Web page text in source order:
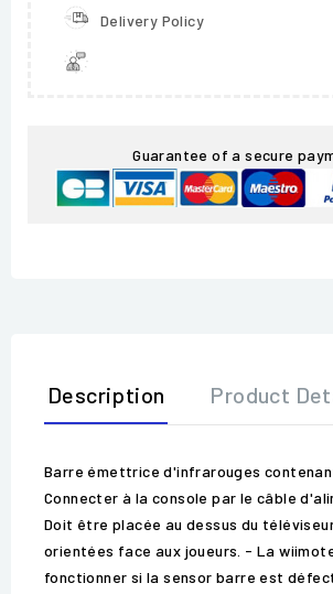
Delivery Policy
Guarantee of a secure
Description Product
Barre émettrice d'infrarouges
Connecter à la console par le câble
Doit être placée au dessus du
orientées face aux joueurs. - La
fonctionner si la sensor barre est